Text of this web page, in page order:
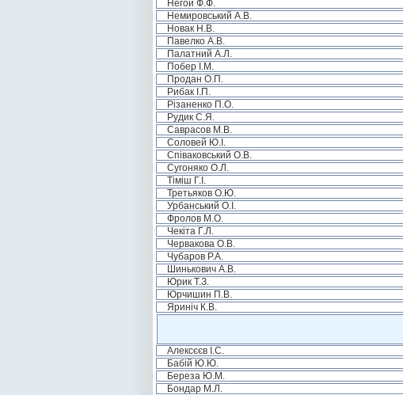
Негой Ф.Ф.
Немировський А.В.
Новак Н.В.
Павелко А.В.
Палатний А.Л.
Побер І.М.
Продан О.П.
Рибак І.П.
Різаненко П.О.
Рудик С.Я.
Саврасов М.В.
Соловей Ю.І.
Співаковський О.В.
Сугоняко О.Л.
Тіміш Г.І.
Третьяков О.Ю.
Урбанський О.І.
Фролов М.О.
Чекіта Г.Л.
Червакова О.В.
Чубаров Р.А.
Шинькович А.В.
Юрик Т.З.
Юрчишин П.В.
Яриніч К.В.
Алексєєв І.С.
Бабій Ю.Ю.
Береза Ю.М.
Бондар М.Л.